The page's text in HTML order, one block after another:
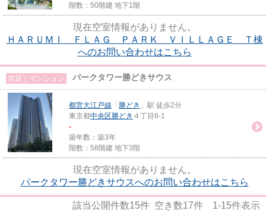
階数：50階建 地下1階
現在空室情報がありません。
ＨＡＲＵＭＩ ＦＬＡＧ ＰＡＲＫ ＶＩＬＬＡＧＥ Ｔ棟
へのお問い合わせはこちら
賃貸｜マンション パークタワー勝どきサウス
都営大江戸線 「 勝どき 」駅 徒歩2分
東京都中央区勝どき ４丁目6-1
-
築年数：築3年
階数：58階建 地下3階
現在空室情報がありません。
パークタワー勝どきサウスへのお問い合わせはこちら
該当公開件数15件 空き数17件 1-15件表示